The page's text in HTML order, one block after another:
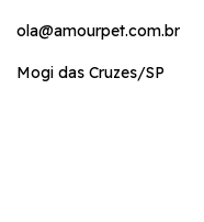
ola@amourpet.com.br
Mogi das Cruzes/SP